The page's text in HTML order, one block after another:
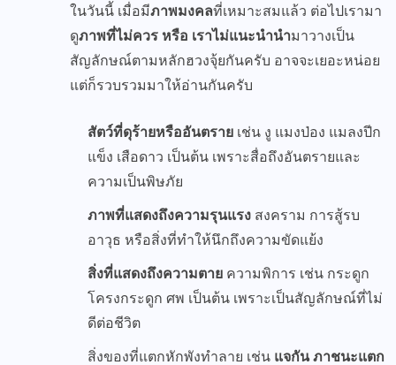
ในวันนี้ เมื่อมีภาพมงคลที่เหมาะสมแล้ว ต่อไปเรามา
ดูภาพที่ไม่ควร หรือ เราไม่แนะนำนำมาวางเป็น
สัญลักษณ์ตามหลักฮวงจุ้ยกันครับ อาจจะเยอะหน่อย
แต่ก็รวบรวมมาให้อ่านกันครับ
สัตว์ที่ดุร้ายหรืออันตราย เช่น งู แมงป่อง แมลงปีก
แข็ง เสือดาว เป็นต้น เพราะสื่อถึงอันตรายและ
ความเป็นพิษภัย
ภาพที่แสดงถึงความรุนแรง สงคราม การสู้รบ
อาวุธ หรือสิ่งที่ทำให้นึกถึงความขัดแย้ง
สิ่งที่แสดงถึงความตาย ความพิการ เช่น กระดูก
โครงกระดูก ศพ เป็นต้น เพราะเป็นสัญลักษณ์ที่ไม่
ดีต่อชีวิต
สิ่งของที่แตกหักพังทำลาย เช่น แจกัน ภาชนะแตก